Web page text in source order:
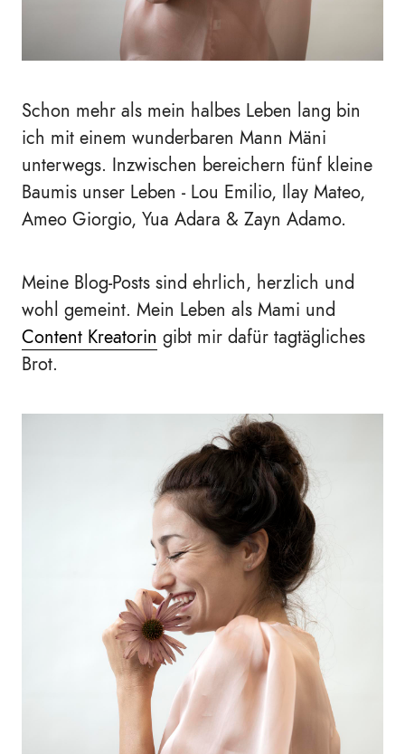
Schon mehr als mein halbes Leben lang bin
ich mit einem wunderbaren Mann Mäni
unterwegs. Inzwischen bereichern fünf kleine
Baumis unser Leben - Lou Emilio, Ilay Mateo,
Ameo Giorgio, Yua Adara & Zayn Adamo.
Meine Blog-Posts sind ehrlich, herzlich und
wohl gemeint. Mein Leben als Mami und
Content Kreatorin gibt mir dafür tagtägliches
Brot.